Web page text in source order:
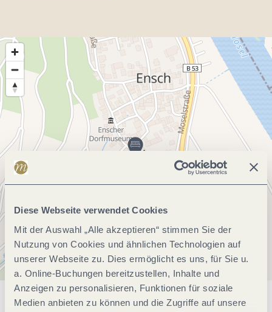
Diese Webseite verwendet Cookies
Mit der Auswahl „Alle akzeptieren“ stimmen Sie der
Nutzung von Cookies und ähnlichen Technologien auf
unserer Webseite zu. Dies ermöglicht es uns, für Sie u.
a. Online-Buchungen bereitzustellen, Inhalte und
Anzeigen zu personalisieren, Funktionen für soziale
Medien anbieten zu können und die Zugriffe auf unsere